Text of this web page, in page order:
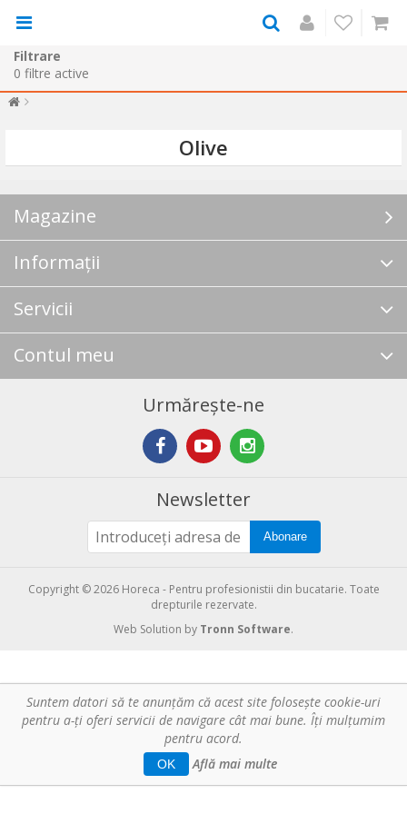
Filtrare
0 filtre active
Olive
Magazine
Informații
Servicii
Contul meu
Urmărește-ne
Newsletter
Abonare
Copyright © 2026 Horeca - Pentru profesionistii din bucatarie. Toate
drepturile rezervate.
Web Solution by Tronn Software.
Suntem datori să te anunţăm că acest site foloseşte cookie-uri
pentru a-ți oferi servicii de navigare cât mai bune. Îţi mulțumim
pentru acord.
OK Află mai multe